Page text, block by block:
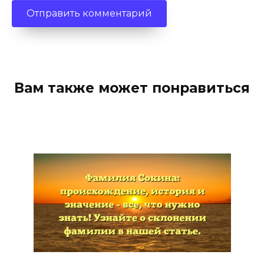
Вам также может понравиться